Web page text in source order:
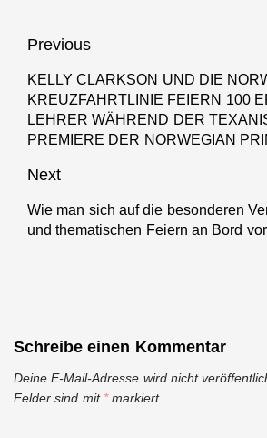
Beitragsnavigation
Previous
Previous
post:
KELLY CLARKSON UND DIE
KREUZFAHRTLINIE FEIERN 100
LEHRER WÄHREND DER
PREMIERE DER NORWEGIAN
Next
Next
post:
Wie man sich auf die besonderen
und thematischen Feiern an Bord
Schreibe einen Kommentar
Deine E-Mail-Adresse wird nicht
Felder sind mit *markiert